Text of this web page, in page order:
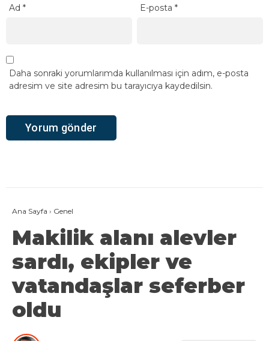
Ad * E-posta*
Daha sonraki yorumlarımda kullanılması için adım, e-posta
adresim ve site adresim bu tarayıcıya kaydedilsin.
Ana Sayfa › Genel
Makilik alanı alevler
sardı, ekipler ve
vatandaşlar seferber
oldu